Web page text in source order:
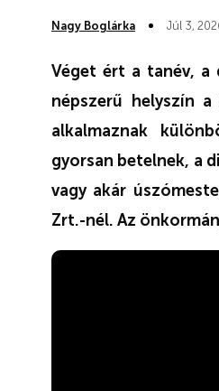
Nagy Boglárka Júl 3,
Véget ért a tanév, a
népszerű helyszín
alkalmaznak
gyorsan betelnek, a
vagy akár
Zrt.-nél. Az